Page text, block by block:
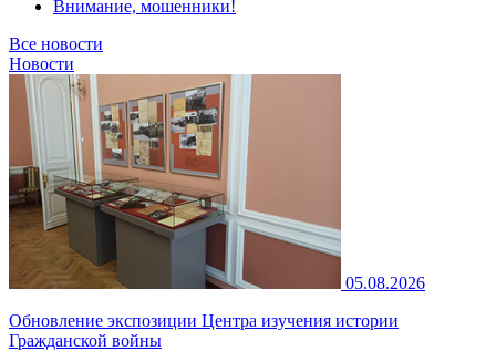
Внимание, мошенники!
Все новости
Новости
05.08.2026
Обновление экспозиции Центра изучения истории
Гражданской войны